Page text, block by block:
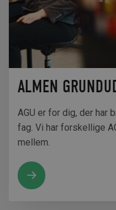
ALMEN
AGU er for dig, der har
fag. Vi har forskellige
mellem.